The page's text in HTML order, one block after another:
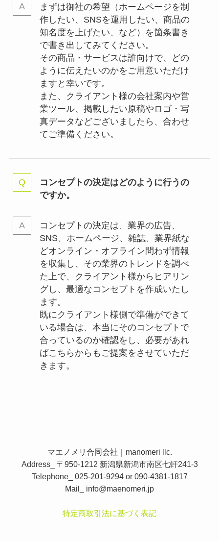
まずは御社の希望（ホームページを制
作したい、SNSを運用したい、商品の
知名度を上げたい、など）を箇条書き
で書き出してみてください。
その商品・サービスは誰向けで、どの
ように伝えたいのかをご用意いただけ
ますと幸いです。
また、クライアント様の会社案内や営
業ツール、掲載したい原稿やロゴ・写
真データなどございましたら、合わせ
てご準備ください。
コンセプトの決定はどのように行うの
ですか。
コンセプトの決定は、業界の広告、
SNS、ホームページ、雑誌、業界紙な
どオンライン・オフライン問わず情報
を収集し、その業界のトレンドを調べ
た上で、クライアント様からヒアリン
グし、最適なコンセプトを作成いたし
ます。
既にクライアント様側で準備ができて
いる場合は、本当にそのコンセプトで
合っているのか確認をし、必要があれ
ばこちらからもご提案をさせていただ
きます。
マエノメリ合同会社｜manomeri llc.
Address_ 〒950-1212 新潟県新潟市南区七軒241-3
Telephone_ 025-201-9294 or 090-4381-1817
Mail_ info@maenomeri.jp
特定商取引法に基づく表記